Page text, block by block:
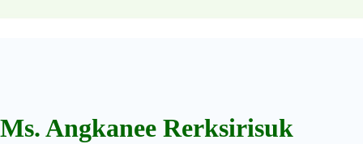
Ms. Angkanee Rerksirisuk